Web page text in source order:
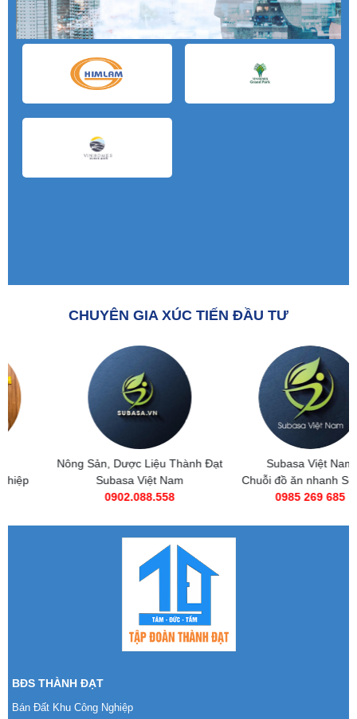
CHUYÊN GIA XÚC TIẾN ĐẦU TƯ
Nông Sản, Dược Liệu Thành Đạt
Subasa Việt Nam
0902.088.558
Subasa Việt Nam
Chuỗi đồ ăn nhanh Subasa
0985 269 685
BĐS THÀNH ĐẠT
Bán Đất Khu Công Nghiệp